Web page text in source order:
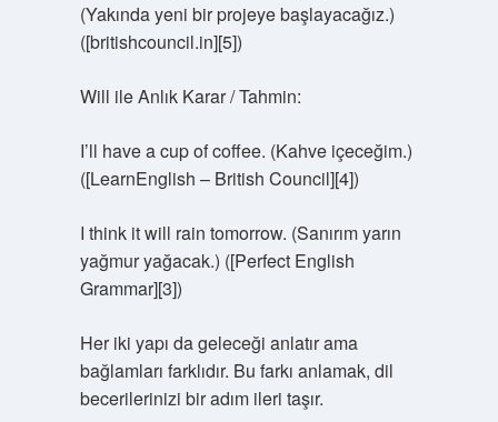
(Yakında yeni bir projeye başlayacağız.)
([britishcouncil.in][5])
Will ile Anlık Karar / Tahmin:
I’ll have a cup of coffee. (Kahve içeceğim.)
([LearnEnglish – British Council][4])
I think it will rain tomorrow. (Sanırım yarın
yağmur yağacak.) ([Perfect English
Grammar][3])
Her iki yapı da geleceği anlatır ama
bağlamları farklıdır. Bu farkı anlamak, dil
becerilerinizi bir adım ileri taşır.